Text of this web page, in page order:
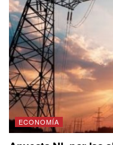
ECONOMÍA